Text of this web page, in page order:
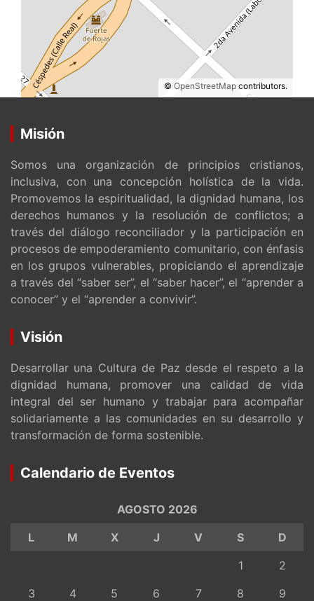
© OpenStreetMap contributors.
Misión
Somos una organización de principios cristianos,
inclusiva, con una concepción holística de la vida.
Promovemos la espiritualidad, la dignidad humana, los
derechos humanos y la resolución de conflictos; a
través del diálogo reconciliador y la participación en
procesos de empoderamiento comunitario, con énfasis
en los grupos vulnerables, propiciando el aprendizaje
a través del “saber ser”, el “saber hacer”, el “aprender a
conocer” y el “aprender a convivir”.
Visión
Desarrollar una Cultura de Paz desde el respeto a la
dignidad humana, promover una calidad de vida
integral del ser humano y trabajar para acompañar
solidariamente a las comunidades en su desarrollo y
transformación de forma sostenible.
Calendario de Eventos
AGOSTO 2026
L
M X J V S
D
1
2
3
4 5 6 7 8
9